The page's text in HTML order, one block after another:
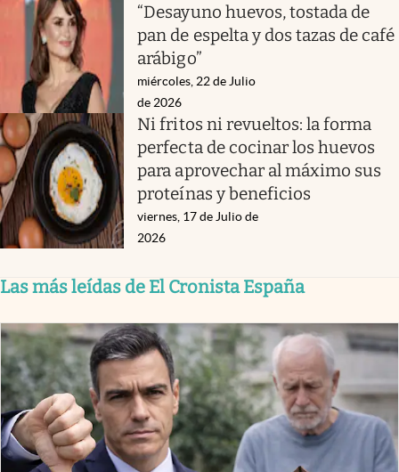
“Desayuno huevos, tostada de
pan de espelta y dos tazas de café
arábigo”
miércoles, 22 de Julio
de 2026
Ni fritos ni revueltos: la forma
perfecta de cocinar los huevos
para aprovechar al máximo sus
proteínas y beneficios
viernes, 17 de Julio de
2026
Las más leídas de El Cronista España